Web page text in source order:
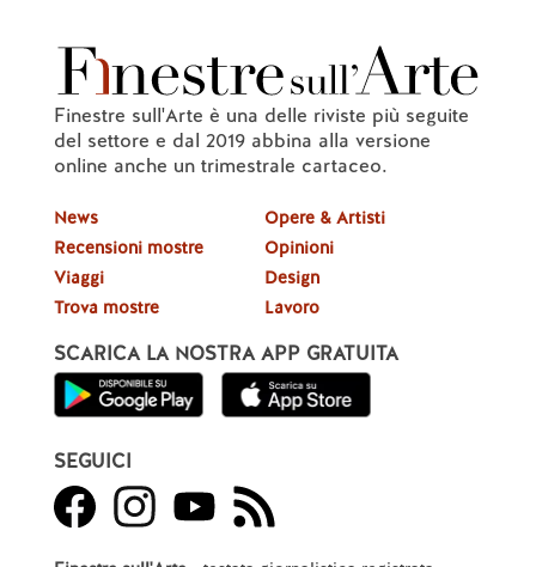
Finestre sull'Arte è una delle riviste più seguite
del settore e dal 2019 abbina alla versione
online anche un trimestrale cartaceo.
News
Recensioni mostre
Viaggi
Trova mostre
Opere & Artisti
Opinioni
Design
Lavoro
SCARICA LA NOSTRA APP GRATUITA
SEGUICI